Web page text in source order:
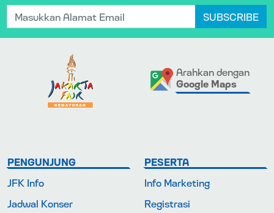
SUBSCRIBE
Arahkan dengan
Google Maps
PENGUNJUNG
JFK Info
Jadwal Konser
PESERTA
Info Marketing
Registrasi